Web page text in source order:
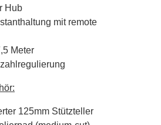
Hub
mit remote
Meter
125mm Stützteller